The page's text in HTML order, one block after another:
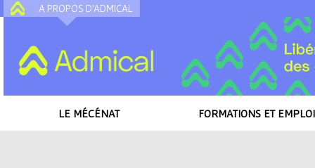
A PROPOS D'ADMICAL
LE MÉCÉNAT FORMATIONS ET